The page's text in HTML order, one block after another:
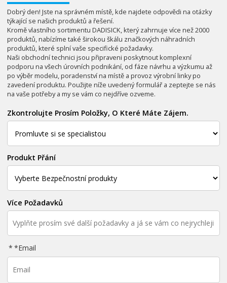
Dobrý den! Jste na správném místě, kde najdete odpovědi na otázky
týkající se našich produktů a řešení.
Kromě vlastního sortimentu DADISICK, který zahrnuje více než 2000
produktů, nabízíme také širokou škálu značkových náhradních
produktů, které splní vaše specifické požadavky.
Naši obchodní technici jsou připraveni poskytnout komplexní
podporu na všech úrovních podnikání, od fáze návrhu a výzkumu až
po výběr modelu, poradenství na místě a provoz výrobní linky po
zavedení produktu. Použijte níže uvedený formulář a zeptejte se nás
na vaše potřeby a my se vám co nejdříve ozveme.
Zkontrolujte Prosím Položky, O Které Máte Zájem.
Produkt Přání
Více Požadavků
*Email